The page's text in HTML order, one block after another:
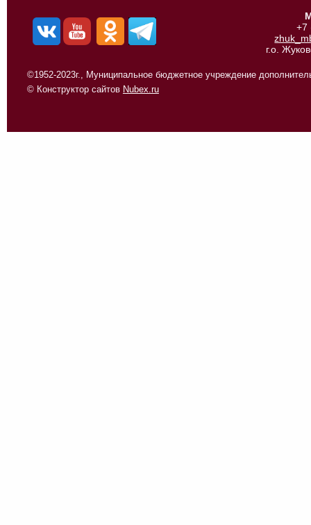
+7
г.о.
©1952-2023г., Муниципальное бюджетное учреждение
© Конструктор сайтов Nubex.ru